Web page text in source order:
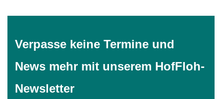
Verpasse keine Termine und
News mehr mit unserem HofFloh-
Newsletter